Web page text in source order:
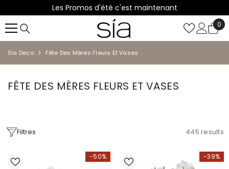
IGNORER ET PASSER AU CONTENU
Les Promos d'été c'est maintenant
0
0
Sia Deco Fête Des Mères Fleurs Et Vases
FÊTE DES MÈRES FLEURS ET VASES
Filtres 445 results
-50% -39%